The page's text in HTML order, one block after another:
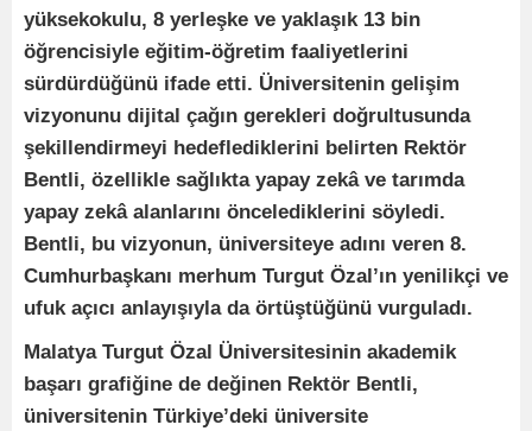
yüksekokulu, 8 yerleşke ve yaklaşık 13 bin
öğrencisiyle eğitim-öğretim faaliyetlerini
sürdürdüğünü ifade etti. Üniversitenin gelişim
vizyonunu dijital çağın gerekleri doğrultusunda
şekillendirmeyi hedeflediklerini belirten Rektör
Bentli, özellikle sağlıkta yapay zekâ ve tarımda
yapay zekâ alanlarını öncelediklerini söyledi.
Bentli, bu vizyonun, üniversiteye adını veren 8.
Cumhurbaşkanı merhum Turgut Özal’ın yenilikçi ve
ufuk açıcı anlayışıyla da örtüştüğünü vurguladı.
Malatya Turgut Özal Üniversitesinin akademik
başarı grafiğine de değinen Rektör Bentli,
üniversitenin Türkiye’deki üniversite